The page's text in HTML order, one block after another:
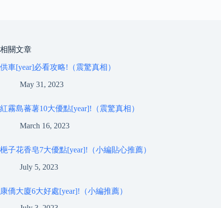
相關文章
供車[year]必看攻略!（震驚真相）
May 31, 2023
紅霧島蕃薯10大優點[year]!（震驚真相）
March 16, 2023
梔子花香皂7大優點[year]!（小編貼心推薦）
July 5, 2023
康僑大廈6大好處[year]!（小編推薦）